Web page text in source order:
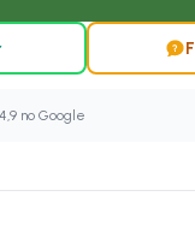
4,9 no Google